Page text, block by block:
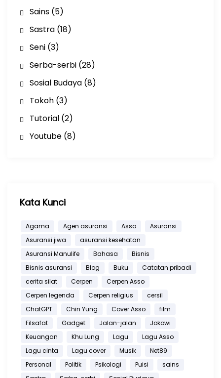
Sains(5)
Sastra(18)
Seni(3)
Serba-serbi(28)
Sosial Budaya(8)
Tokoh(3)
Tutorial(2)
Youtube(8)
Kata Kunci
Agama Agen asuransi Asso
Asuransi
Asuransi jiwa
asuransi kesehatan
Asuransi Manulife
Bahasa
Bisnis
Bisnis asuransi
Blog Buku
Catatan pribadi
cerita silat
Cerpen
Cerpen Asso
Cerpen legenda
Cerpen religius
cersil
ChatGPT
Chin Yung Cover Asso
film
Filsafat
Gadget Jalan-jalan
Jokowi
Keuangan
Khu Lung Lagu
Lagu Asso
Lagu cinta
Lagu cover Musik
Net89
Personal
Politik Psikologi Puisi
sains